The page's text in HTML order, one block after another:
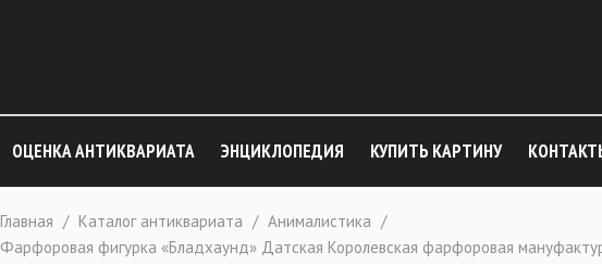
ОЦЕНКА АНТИКВАРИАТА ЭНЦИКЛОПЕДИЯ КУПИТЬ КАРТИНУ
Главная / Каталог антиквариата / Анималистика /
Фарфоровая фигурка «Бладхаунд» Датская Королевская фарфоровая